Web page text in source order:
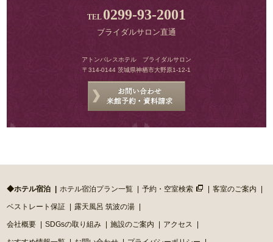
0299-93-2001
ブライダルサロン直通
アトンパレスホテル ブライダルサロン
〒314-0144 茨城県神栖市大野原1-12-1
◆ホテル宿泊 ホテル宿泊プラン一覧 予約・空室検索 客室のご案内
ベストレート保証 露天風呂 筑波の湯
会社概要 SDGsの取り組み 施設のご案内 アクセス